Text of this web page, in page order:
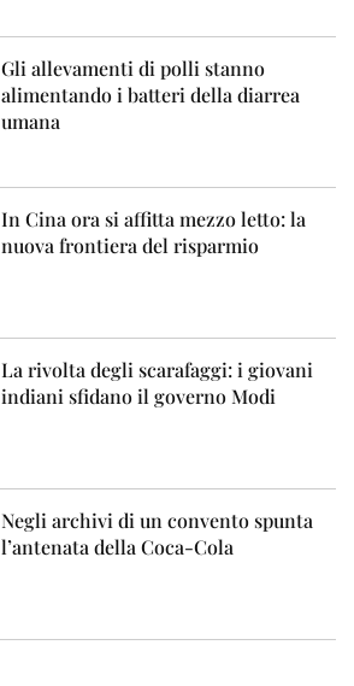
Gli allevamenti di polli stanno
alimentando i batteri della diarrea
umana
In Cina ora si affitta mezzo letto: la
nuova frontiera del risparmio
La rivolta degli scarafaggi: i giovani
indiani sfidano il governo Modi
Negli archivi di un convento spunta
l’antenata della Coca-Cola